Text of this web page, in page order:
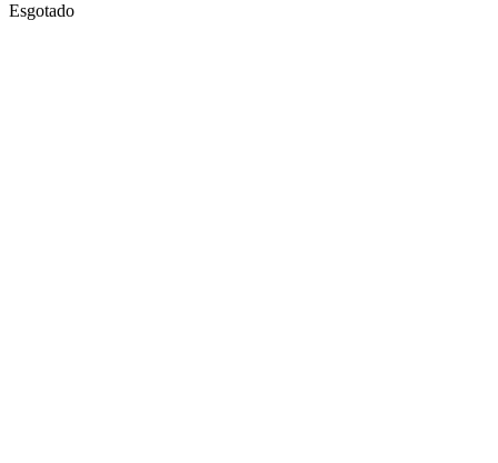
Esgotado